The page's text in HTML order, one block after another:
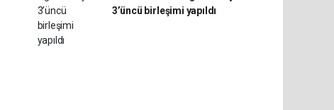
3’üncü birleşimi yapıldı